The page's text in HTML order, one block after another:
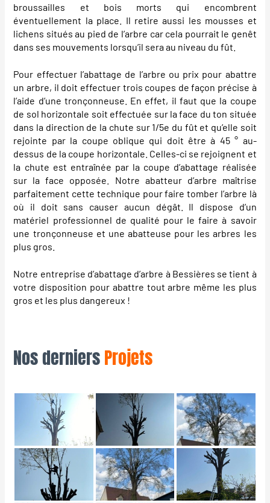
broussailles et bois morts qui encombrent
éventuellement la place. Il retire aussi les mousses et
lichens situés au pied de l’arbre car cela pourrait le genêt
dans ses mouvements lorsqu’il sera au niveau du fût.
Pour effectuer l’abattage de l’arbre ou prix pour abattre
un arbre, il doit effectuer trois coupes de façon précise à
l’aide d’une tronçonneuse. En effet, il faut que la coupe
de sol horizontale soit effectuée sur la face du ton située
dans la direction de la chute sur 1/5e du fût et qu’elle soit
rejointe par la coupe oblique qui doit être à 45 ° au-
dessus de la coupe horizontale. Celles-ci se rejoignent et
la chute est entraînée par la coupe d’abattage réalisée
sur la face opposée. Notre abatteur d’arbre maîtrise
parfaitement cette technique pour faire tomber l’arbre là
où il doit sans causer aucun dégât. Il dispose d’un
matériel professionnel de qualité pour le faire à savoir
une tronçonneuse et une abatteuse pour les arbres les
plus gros.
Notre entreprise d’abattage d’arbre à Bessières se tient à
votre disposition pour abattre tout arbre même les plus
gros et les plus dangereux !
Nos derniersProjets